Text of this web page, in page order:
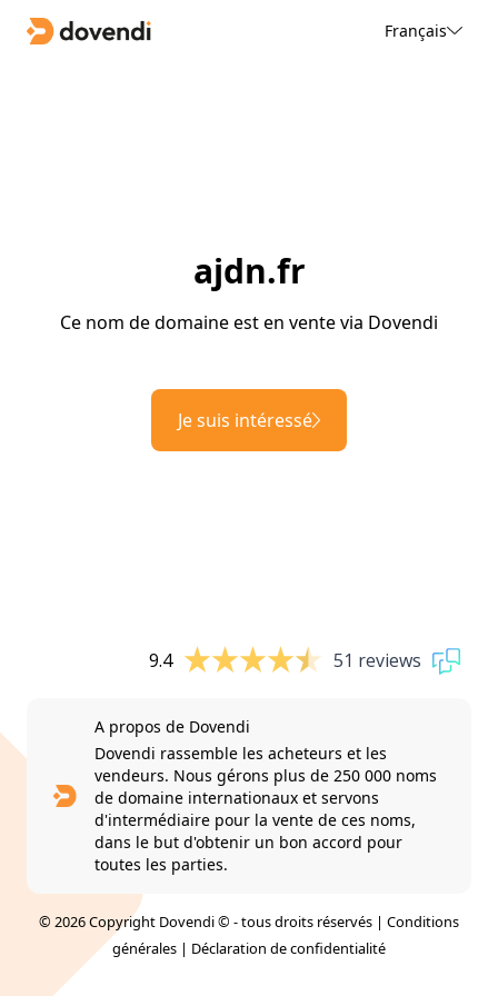
Français
ajdn.fr
Ce nom de domaine est en vente via Dovendi
Je suis intéressé
9.4 51 reviews
A propos de Dovendi
Dovendi rassemble les acheteurs et les
vendeurs. Nous gérons plus de 250 000 noms
de domaine internationaux et servons
d'intermédiaire pour la vente de ces noms,
dans le but d'obtenir un bon accord pour
toutes les parties.
© 2026 Copyright Dovendi © - tous droits réservés | Conditions
générales | Déclaration de confidentialité